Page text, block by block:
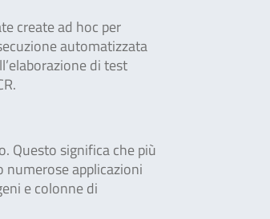
create ad hoc per
automatizzata
di test
Questo significa che più
applicazioni
e colonne di